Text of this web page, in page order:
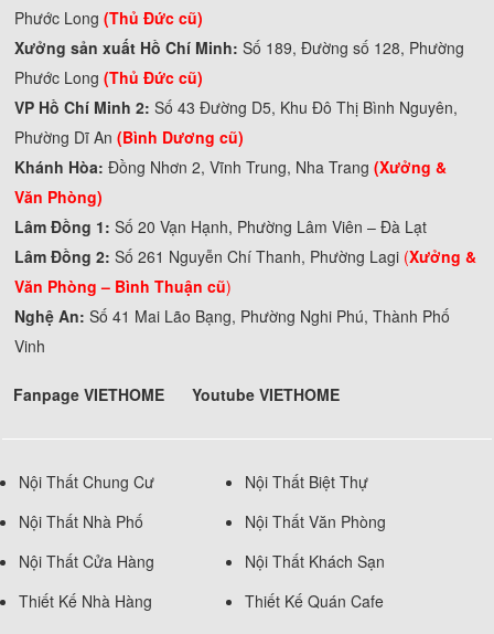
Phước Long(Thủ Đức cũ)
Xưởng sản xuất Hồ Chí Minh: Số 189, Đường số 128, Phường
Phước Long(Thủ Đức cũ)
VP Hồ Chí Minh 2: Số 43 Đường D5, Khu Đô Thị Bình Nguyên,
Phường Dĩ An (Bình Dương cũ)
Khánh Hòa:Đồng Nhơn 2, Vĩnh Trung, Nha Trang (Xưởng &
Văn Phòng)
Lâm Đồng 1:Số 20 Vạn Hạnh, Phường Lâm Viên – Đà Lạt
Lâm Đồng 2:Số 261 Nguyễn Chí Thanh, Phường Lagi (Xưởng &
Văn Phòng – Bình Thuận cũ)
Nghệ An: Số 41 Mai Lão Bạng, Phường Nghi Phú, Thành Phố
Vinh
Fanpage VIETHOME Youtube VIETHOME
Nội Thất Chung Cư
Nội Thất Biệt Thự
Nội Thất Nhà Phố
Nội Thất Văn Phòng
Nội Thất Cửa Hàng
Nội Thất Khách Sạn
Thiết Kế Nhà Hàng
Thiết Kế Quán Cafe